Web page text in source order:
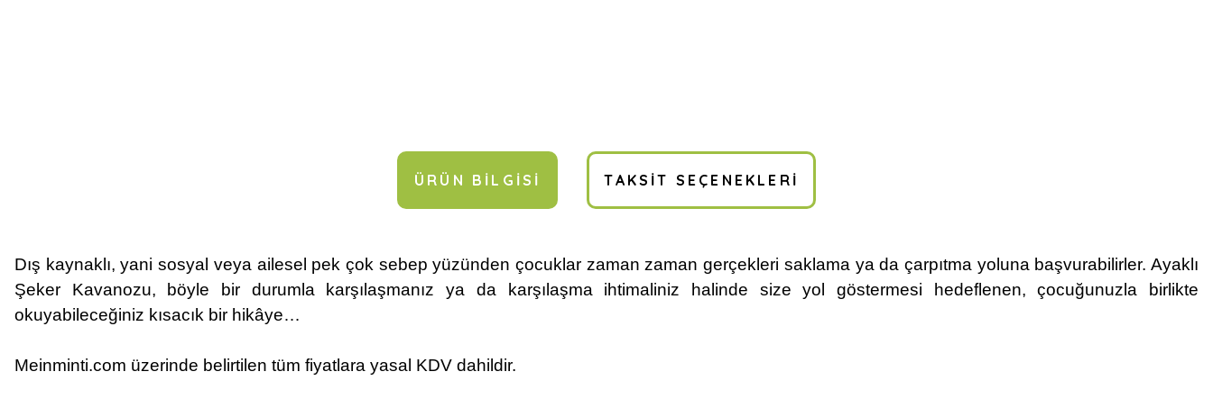
ÜRÜN BILGISI TAKSIT SEÇENEKLERI
Dış kaynaklı, yani sosyal veya ailesel pek çok sebep yüzünden çocuklar zaman zaman gerçekleri saklama ya da çarpıtma yoluna başvurabilirler. Ayaklı
Şeker Kavanozu, böyle bir durumla karşılaşmanız ya da karşılaşma ihtimaliniz halinde size yol göstermesi hedeflenen, çocuğunuzla birlikte
okuyabileceğiniz kısacık bir hikâye…
Meinminti.com üzerinde belirtilen tüm fiyatlara yasal KDV dahildir.